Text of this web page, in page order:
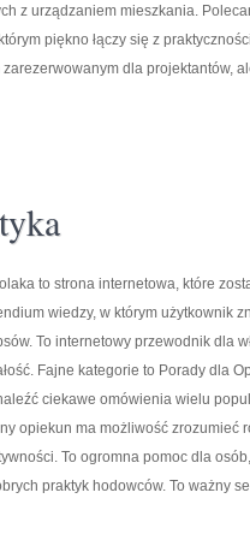
z urządzaniem mieszkania.
piękno łączy się z
dla projektantów,
to strona internetowa, które
wiedzy, w którym użytkownik
To internetowy przewodnik dla
Fajne kategorie to Porady dla
ciekawe omówienia wielu
opiekun ma możliwość zrozumieć
To ogromna pomoc dla
praktyk hodowców. To ważny